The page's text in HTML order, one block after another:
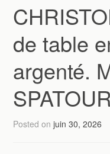
de table
argenté.
Posted onjuin 30, 2026